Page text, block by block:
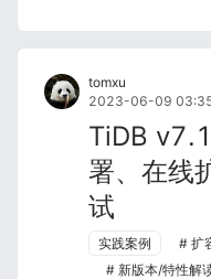
tomxu
2023-06-09
TiDB
署、在线
试
实践案例 扩
新版本/特性解